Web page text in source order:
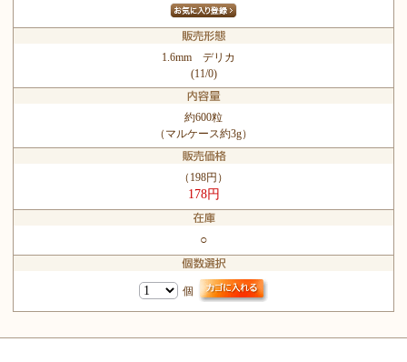
1.6mm デリカ
(11/0)
約600粒
（マルケース約3g）
（198円）
178円
○
個